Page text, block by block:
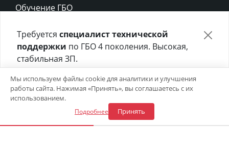
Обучение ГБО
Карта сайта
Политика конфиденциальности
Политика cookie
Мы используем файлы cookie для аналитики и улучшения
работы сайта. Нажимая «Принять», вы соглашаетесь с их
использованием.
Подробнее Принять
Требуется специалист технической
поддержки по ГБО 4 поколения. Высокая,
стабильная ЗП.
Отправьте своё резюме в форме ниже 👇
Откликнуться на вакансию